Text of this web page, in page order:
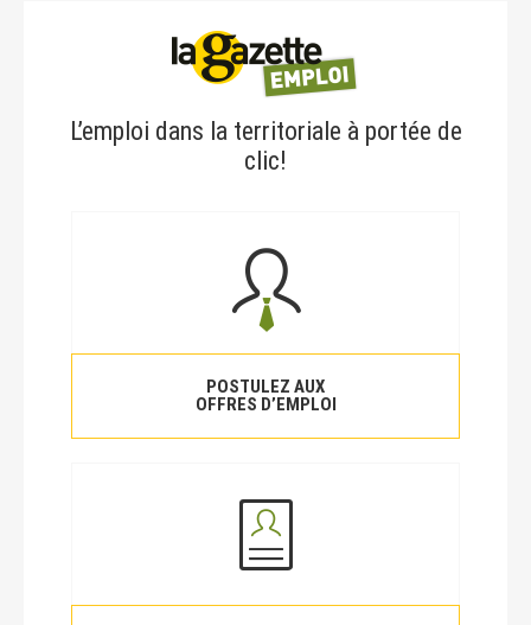
L’emploi dans la territoriale à portée de
clic!
POSTULEZ AUX
OFFRES D’EMPLOI